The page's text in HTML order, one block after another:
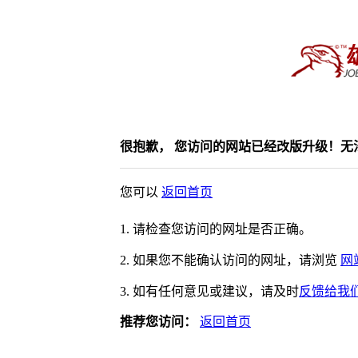
很抱歉， 您访问的网站已经改版升级！
您可以 返回首页
1. 请检查您访问的网址是否正确。
2. 如果您不能确认访问的网址，请浏览 网
3. 如有任何意见或建议，请及时反馈给我
推荐您访问： 返回首页